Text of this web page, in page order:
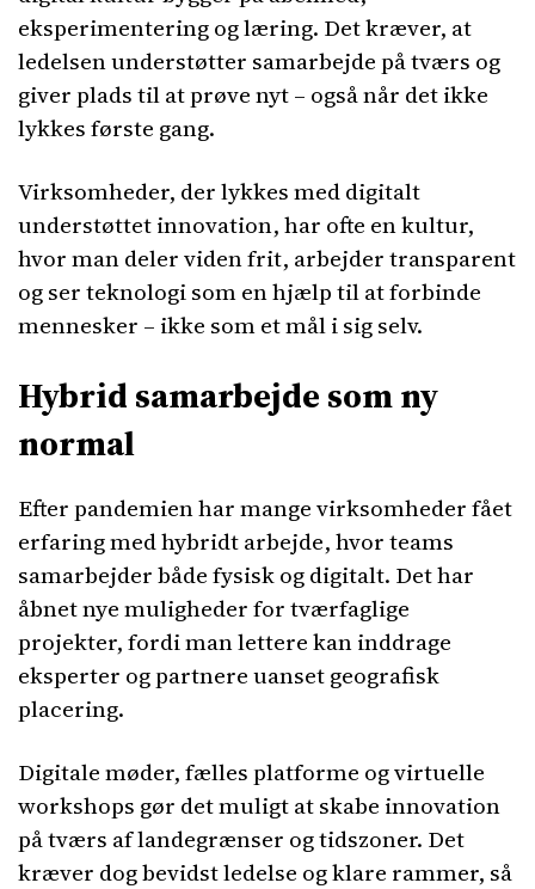
eksperimentering og læring. Det kræver, at
ledelsen understøtter samarbejde på tværs og
giver plads til at prøve nyt – også når det ikke
lykkes første gang.
Virksomheder, der lykkes med digitalt
understøttet innovation, har ofte en kultur,
hvor man deler viden frit, arbejder transparent
og ser teknologi som en hjælp til at forbinde
mennesker – ikke som et mål i sig selv.
Hybrid samarbejde som ny
normal
Efter pandemien har mange virksomheder fået
erfaring med hybridt arbejde, hvor teams
samarbejder både fysisk og digitalt. Det har
åbnet nye muligheder for tværfaglige
projekter, fordi man lettere kan inddrage
eksperter og partnere uanset geografisk
placering.
Digitale møder, fælles platforme og virtuelle
workshops gør det muligt at skabe innovation
på tværs af landegrænser og tidszoner. Det
kræver dog bevidst ledelse og klare rammer, så